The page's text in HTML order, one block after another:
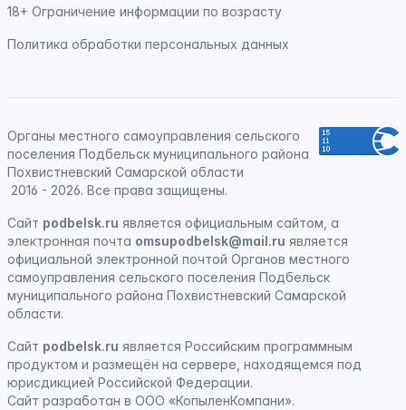
18+ Ограничение информации по возрасту
Политика обработки персональных данных
Органы местного самоуправления сельского
поселения Подбельск муниципального района
Похвистневский Самарской области
2016 - 2026. Все права защищены.
Сайт podbelsk.ru является официальным сайтом, а
электронная почта omsupodbelsk@mail.ru является
официальной электронной почтой Органов местного
самоуправления сельского поселения Подбельск
муниципального района Похвистневский Самарской
области.
Сайт podbelsk.ru является Российским программным
продуктом и размещён на сервере, находящемся под
юрисдикцией Российской Федерации.
Сайт разработан в ООО «КопыленКомпани».